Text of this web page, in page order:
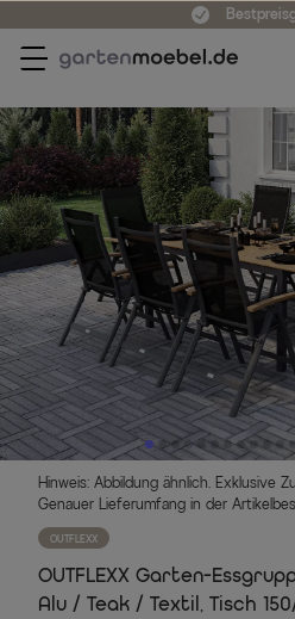
Hinweis: Abbildung ähnlich. Exklusive
Genauer Lieferumfang in der
OUTFLEXX
OUTFLEXX Garten-
Alu / Teak / Textil, Tisch